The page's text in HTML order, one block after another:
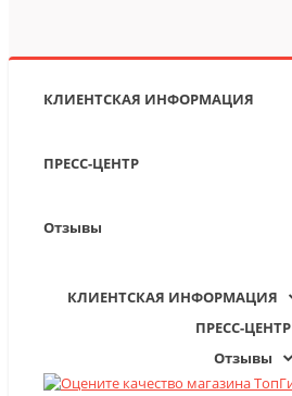
КЛИЕНТСКАЯ ИНФОРМАЦИЯ
ПРЕСС-ЦЕНТР
Отзывы
КЛИЕНТСКАЯ ИНФОРМАЦИЯ
ПРЕСС-ЦЕНТР
Отзывы